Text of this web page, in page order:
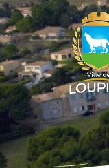
Aller
au
contenu